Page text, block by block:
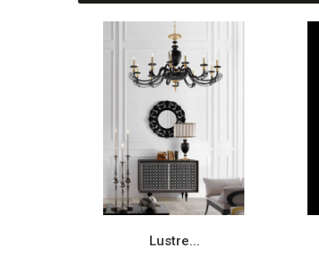
Lustre...